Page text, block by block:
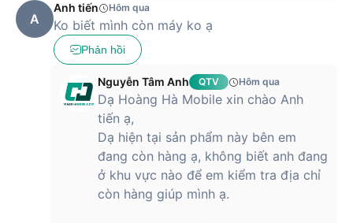
A
Anh tiến Hôm qua
Ko biết mình còn máy ko ạ
Phản hồi
Nguyễn Tâm Anh QTV Hôm qua
Dạ Hoàng Hà Mobile xin chào Anh
tiến ạ,
Dạ hiện tại sản phẩm này bên em
đang còn hàng ạ, không biết anh đang
ở khu vực nào để em kiểm tra địa chỉ
còn hàng giúp mình ạ.